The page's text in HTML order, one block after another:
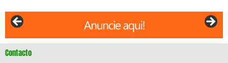
Contacto